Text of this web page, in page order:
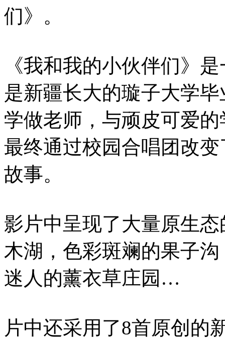
们》。
《我和我的小伙伴们》
是新疆长大的璇子大学
学做老师，与顽皮可爱
最终通过校园合唱团改
故事。
影片中呈现了大量原生
木湖，色彩斑斓的果子
迷人的薰衣草庄园…
片中还采用了8首原创的